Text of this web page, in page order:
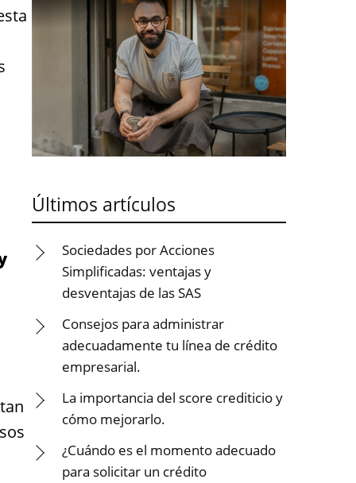
Últimos artículos
Sociedades por Acciones
Simplificadas: ventajas y
desventajas de las SAS
Consejos para administrar
adecuadamente tu línea de crédito
empresarial.
La importancia del score crediticio y
cómo mejorarlo.
¿Cuándo es el momento adecuado
para solicitar un crédito